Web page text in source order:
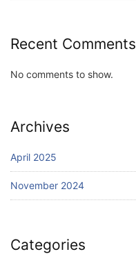
Recent Comments
No comments to show.
Archives
April 2025
November 2024
Categories